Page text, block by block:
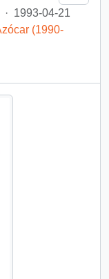
· 1993-04-21
(1990-